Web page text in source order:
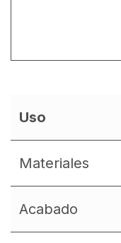
Uso
Materiales
Acabado